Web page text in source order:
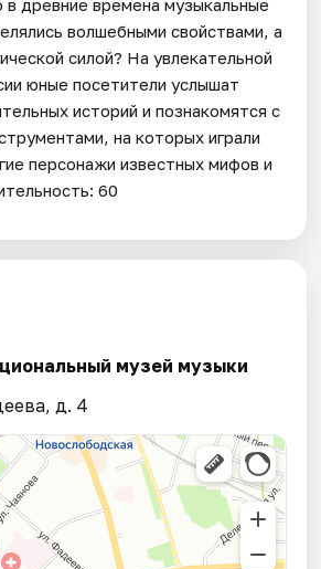
в древние времена музыкальные
волшебными свойствами, а
силой? На увлекательной
юные посетители услышат
историй и познакомятся с
на которых играли
персонажи известных мифов и
60
музей музыки
д. 4